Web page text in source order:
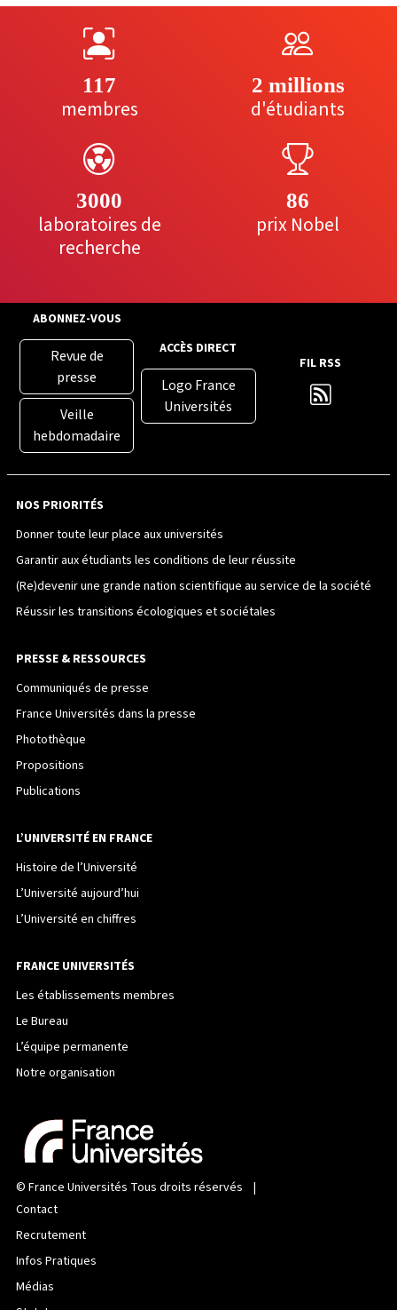
117
membres
2 millions
d'étudiants
3000
laboratoires de
recherche
86
prix Nobel
ABONNEZ-VOUS
Revue de
presse
Veille
hebdomadaire
ACCÈS DIRECT
Logo France
Universités
FIL RSS
NOS PRIORITÉS
Donner toute leur place aux universités
Garantir aux étudiants les conditions de leur réussite
(Re)devenir une grande nation scientifique au service de la société
Réussir les transitions écologiques et sociétales
PRESSE & RESSOURCES
Communiqués de presse
France Universités dans la presse
Photothèque
Propositions
Publications
L’UNIVERSITÉ EN FRANCE
Histoire de l’Université
L’Université aujourd’hui
L’Université en chiffres
FRANCE UNIVERSITÉS
Les établissements membres
Le Bureau
L’équipe permanente
Notre organisation
© France Universités Tous droits réservés |
Contact
Recrutement
Infos Pratiques
Médias